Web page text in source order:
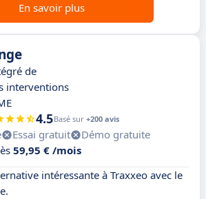
En savoir plus
de
interventions
4.5Basé sur +200 avis
Essai gratuit
Démo gratuite
59,95 € /mois
intéressante à Traxxeo avec le